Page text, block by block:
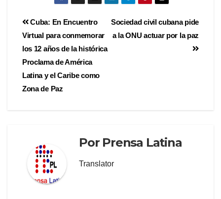
Sociedad civil cubana pide
a la ONU actuar por la paz
Cuba: En Encuentro
Virtual para conmemorar
los 12 años de la histórica
Proclama de América
Latina y el Caribe como
Zona de Paz
Por Prensa Latina
Translator